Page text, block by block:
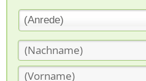
(Anrede)